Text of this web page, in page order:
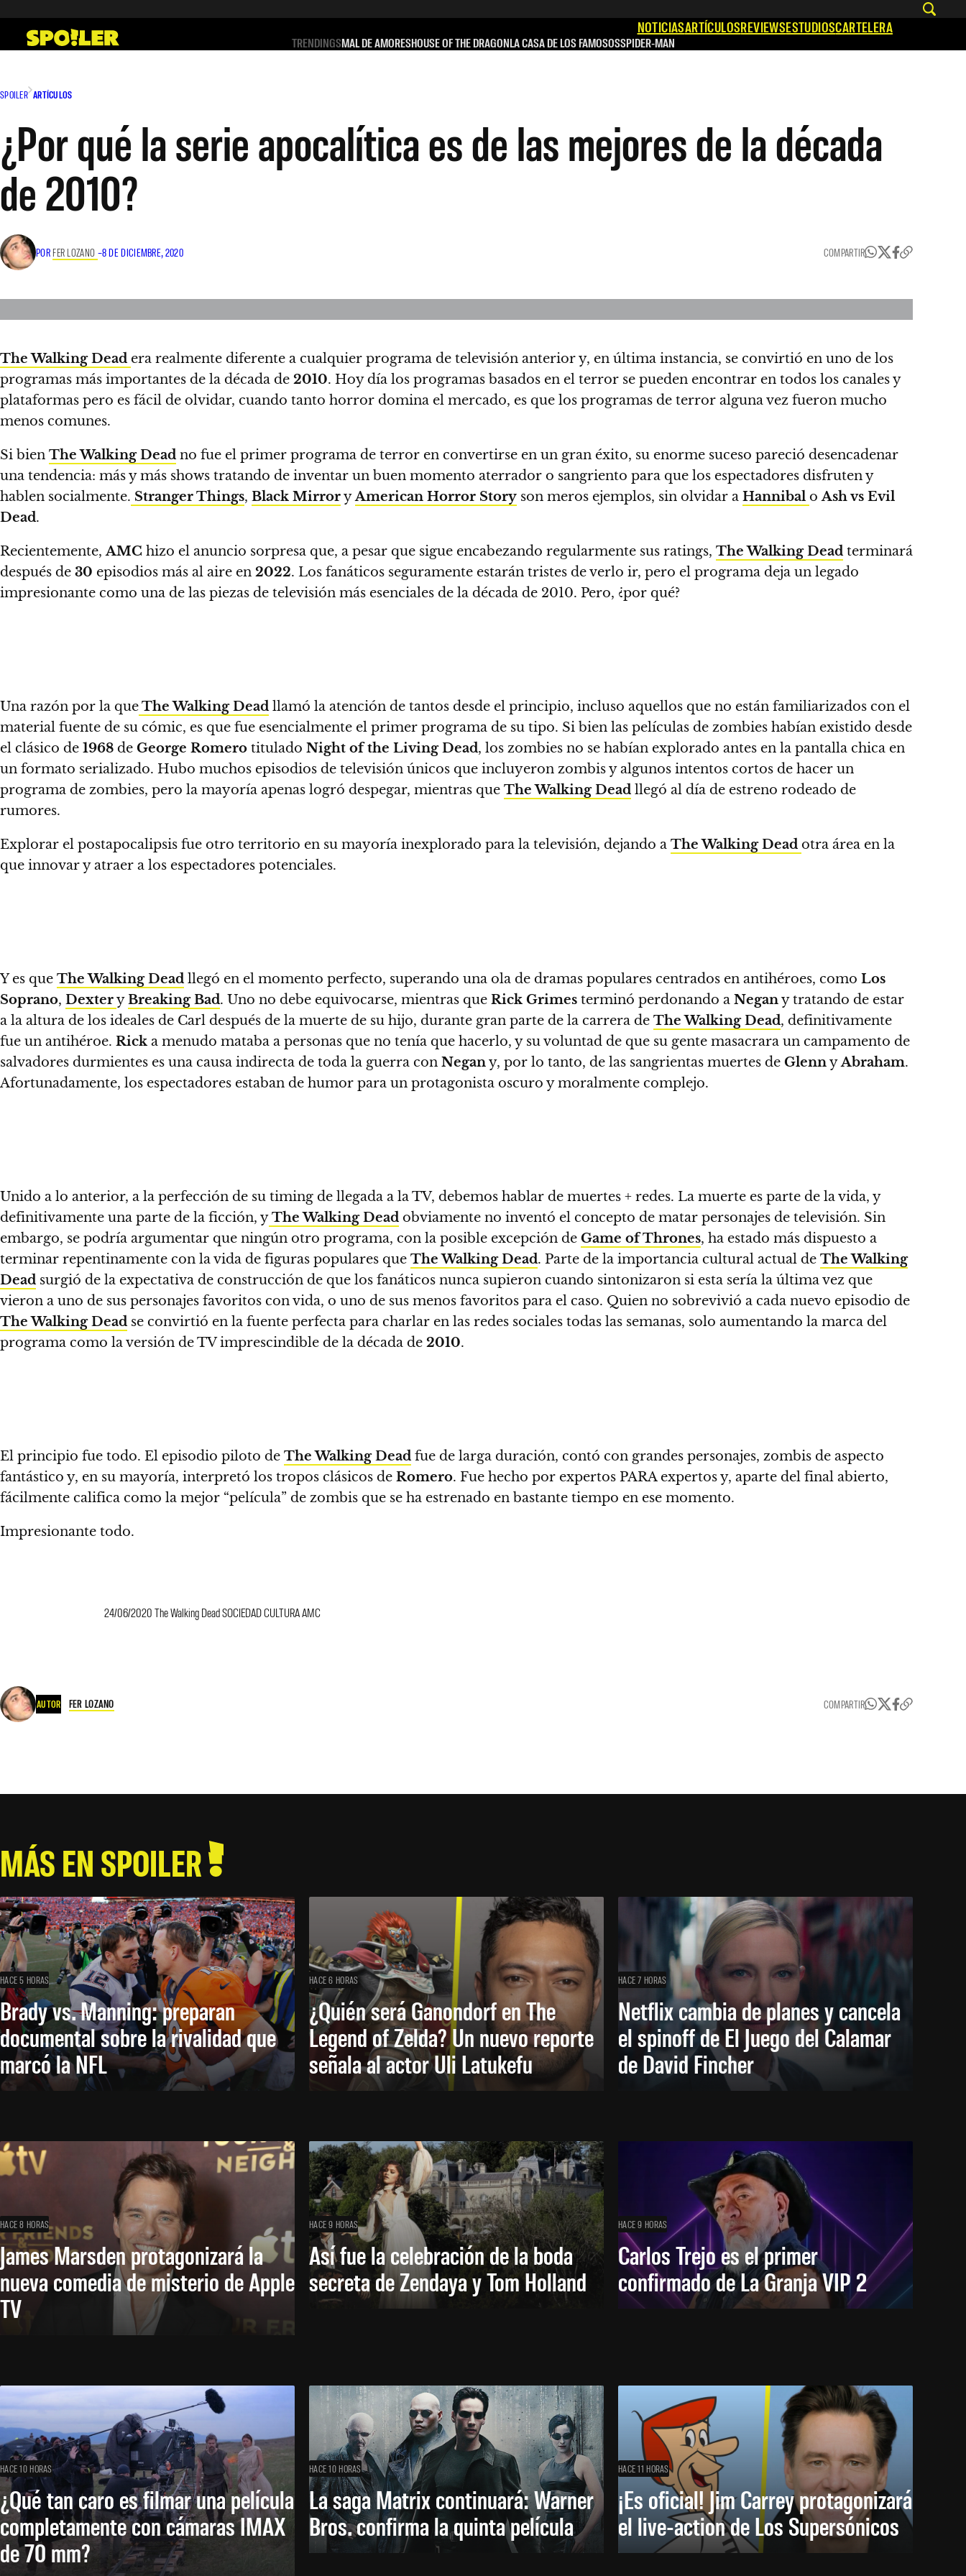
contenido
NOTICIASARTÍCULOSREVIEWSESTUDIOSCARTELERA
TRENDINGSMAL DE AMORESHOUSE OF THE DRAGONLA CASA DE LOS FAMOSOSSPIDER-MAN
SPOILER ARTÍCULOS
¿Por qué la serie apocalítica es de las mejores de la década
de 2010?
POR FER LOZANO –8 DE DICIEMBRE, 2020 COMPARTIR
The Walking Dead era realmente diferente a cualquier programa de televisión anterior y, en última instancia, se convirtió en uno de los
programas más importantes de la década de 2010. Hoy día los programas basados ​​en el terror se pueden encontrar en todos los canales y
plataformas pero es fácil de olvidar, cuando tanto horror domina el mercado, es que los programas de terror alguna vez fueron mucho
menos comunes.
Si bien The Walking Dead no fue el primer programa de terror en convertirse en un gran éxito, su enorme suceso pareció desencadenar
una tendencia: más y más shows tratando de inventar un buen momento aterrador o sangriento para que los espectadores disfruten y
hablen socialmente. Stranger Things, Black MirroryAmerican Horror Story son meros ejemplos, sin olvidar a Hannibal oAsh vs Evil
Dead.
Recientemente,AMC hizo el anuncio sorpresa que, a pesar que sigue encabezando regularmente sus ratings, The Walking Dead terminará
después de 30 episodios más al aire en 2022. Los fanáticos seguramente estarán tristes de verlo ir, pero el programa deja un legado
impresionante como una de las piezas de televisión más esenciales de la década de 2010. Pero, ¿por qué?
Una razón por la queThe Walking Dead llamó la atención de tantos desde el principio, incluso aquellos que no están familiarizados con el
material fuente de su cómic, es que fue esencialmente el primer programa de su tipo. Si bien las películas de zombies habían existido desde
el clásico de 1968 de George Romero titulado Night of the Living Dead, los zombies no se habían explorado antes en la pantalla chica en
un formato serializado. Hubo muchos episodios de televisión únicos que incluyeron zombis y algunos intentos cortos de hacer un
programa de zombies, pero la mayoría apenas logró despegar, mientras que The Walking Dead llegó al día de estreno rodeado de
rumores.
Explorar el postapocalipsis fue otro territorio en su mayoría inexplorado para la televisión, dejando a The Walking Dead otra área en la
que innovar y atraer a los espectadores potenciales.
Y es que The Walking Dead llegó en el momento perfecto, superando una ola de dramas populares centrados en antihéroes, como Los
Soprano, DexteryBreaking Bad. Uno no debe equivocarse, mientras que Rick Grimes terminó perdonando a Negany tratando de estar
a la altura de los ideales de Carl después de la muerte de su hijo, durante gran parte de la carrera de The Walking Dead, definitivamente
fue un antihéroe. Rick a menudo mataba a personas que no tenía que hacerlo, y su voluntad de que su gente masacrara un campamento de
salvadores durmientes es una causa indirecta de toda la guerra con Negany, por lo tanto, de las sangrientas muertes de GlennyAbraham.
Afortunadamente, los espectadores estaban de humor para un protagonista oscuro y moralmente complejo.
Unido a lo anterior, a la perfección de su timing de llegada a la TV, debemos hablar de muertes + redes. La muerte es parte de la vida, y
definitivamente una parte de la ficción, yThe Walking Dead obviamente no inventó el concepto de matar personajes de televisión. Sin
embargo, se podría argumentar que ningún otro programa, con la posible excepción de Game of Thrones, ha estado más dispuesto a
terminar repentinamente con la vida de figuras populares que The Walking Dead. Parte de la importancia cultural actual de The Walking
Dead surgió de la expectativa de construcción de que los fanáticos nunca supieron cuando sintonizaron si esta sería la última vez que
vieron a uno de sus personajes favoritos con vida, o uno de sus menos favoritos para el caso. Quien no sobrevivió a cada nuevo episodio de
The Walking Dead se convirtió en la fuente perfecta para charlar en las redes sociales todas las semanas, solo aumentando la marca del
programa como la versión de TV imprescindible de la década de 2010.
El principio fue todo. El episodio piloto de The Walking Dead fue de larga duración, contó con grandes personajes, zombis de aspecto
fantástico y, en su mayoría, interpretó los tropos clásicos de Romero. Fue hecho por expertos PARA expertos y, aparte del final abierto,
fácilmente califica como la mejor “película” de zombis que se ha estrenado en bastante tiempo en ese momento.
Impresionante todo.
24/06/2020 The Walking Dead SOCIEDAD CULTURA AMC
AUTOR FER LOZANO COMPARTIR
MÁS EN SPOILER
HACE 5 HORAS
Brady vs. Manning: preparan
documental sobre la rivalidad que
marcó la NFL
HACE 6 HORAS
¿Quién será Ganondorf en The
Legend of Zelda? Un nuevo reporte
señala al actor Uli Latukefu
HACE 7 HORAS
Netflix cambia de planes y cancela
el spinoff de El Juego del Calamar
de David Fincher
HACE 8 HORAS
James Marsden protagonizará la
nueva comedia de misterio de Apple
TV
HACE 9 HORAS
Así fue la celebración de la boda
secreta de Zendaya y Tom Holland
HACE 9 HORAS
Carlos Trejo es el primer
confirmado de La Granja VIP 2
HACE 10 HORAS
¿Qué tan caro es filmar una película
completamente con cámaras IMAX
de 70 mm?
HACE 10 HORAS
La saga Matrix continuará: Warner
Bros. confirma la quinta película
HACE 11 HORAS
¡Es oficial! Jim Carrey protagonizará
el live-action de Los Supersónicos